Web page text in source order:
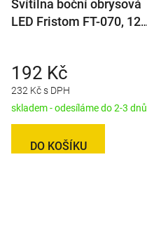
Svítilna boční obrysová
LED Fristom FT-070, 12-
232 Kč s DPH
192 Kč
skladem - odesíláme do 2-3 dnů
DO KOŠÍKU